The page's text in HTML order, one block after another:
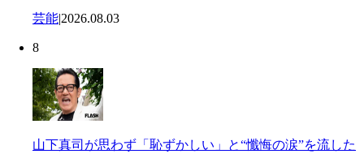
芸能|2026.08.03
8
山下真司が思わず「恥ずかしい」と“懺悔の涙”を流した